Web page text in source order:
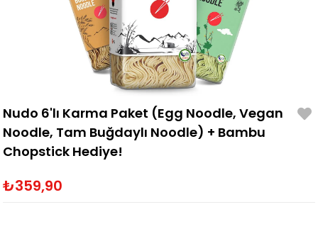
Nudo 6'lı Karma Paket (Egg Noodle, Vegan
Noodle, Tam Buğdaylı Noodle) + Bambu
Chopstick Hediye!
₺359,90